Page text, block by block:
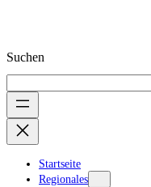
Suchen
Startseite
Regionales